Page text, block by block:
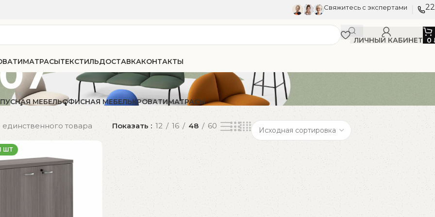
Свяжитесь с экспертами
ЛИЧНЫЙ КАБИНЕТ 0
МАТРАСЫТЕКСТИЛЬДОСТАВКАКОНТАКТЫ
МЕБЕЛЬОФИСНАЯ МЕБЕЛЬКРОВАТИМАТРАСЫ
товара Показать 12 16 48 60
ШТ